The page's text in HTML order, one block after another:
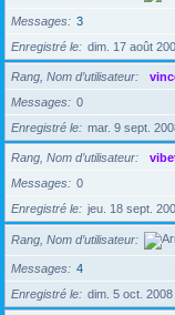
Messages
3
Enregistré le
dim. 17 août
Rang, Nom d’utilisateur
Messages
0
Enregistré le
mar. 9 sept.
Rang, Nom d’utilisateur
Messages
0
Enregistré le
jeu. 18 sept.
Rang, Nom d’utilisateur
Messages
4
Enregistré le
dim. 5 oct.